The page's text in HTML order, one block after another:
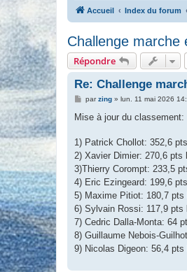
Accueil Index du forum
Challenge marche
Répondre
Re: Challenge
M
s
g
parzing» lun. 11 mai 2026
Mise à jour du classement:
1) Patrick Chollot: 352,6
2) Xavier Dimier: 270,6 pts
3)Thierry Corompt: 233,5
4) Eric Ezingeard: 199,6
5) Maxime Pitiot: 180,7 pts
6) Sylvain Rossi: 117,9 pts
7) Cedric Dalla-Monta: 64
8) Guillaume Nebois-
9) Nicolas Digeon: 56,4 pts